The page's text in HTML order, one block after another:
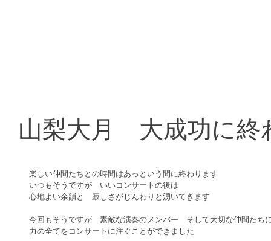
山梨大月 大成功に終
楽しい仲間たちとの時間はあっという間に終わります
いつもそうですが　いいコンサートの後は
心地よい余韻と　寂しさがじんわりと湧いてきます
今回もそうですが　素敵な演奏のメンバー　そして大切な仲間たち
力の全てをコンサートに注ぐことができました